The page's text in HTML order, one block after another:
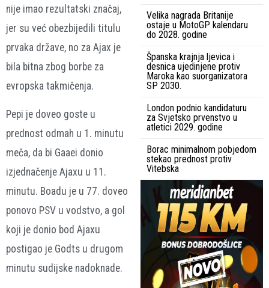
nije imao rezultatski značaj,
jer su već obezbijedili titulu
prvaka države, no za Ajax je
bila bitna zbog borbe za
evropska takmičenja.
Pepi je doveo goste u
prednost odmah u 1. minutu
meča, da bi Gaaei donio
izjednačenje Ajaxu u 11.
minutu. Boadu je u 77. doveo
ponovo PSV u vodstvo, a gol
koji je donio bod Ajaxu
postigao je Godts u drugom
minutu sudijske nadoknade.
Velika nagrada Britanije
ostaje u MotoGP kalendaru
do 2028. godine
Španska krajnja ljevica i
desnica ujedinjene protiv
Maroka kao suorganizatora
SP 2030.
London podnio kandidaturu
za Svjetsko prvenstvo u
atletici 2029. godine
Borac minimalnom pobjedom
stekao prednost protiv
Vitebska